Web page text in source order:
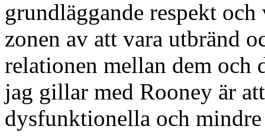
grundläggande respekt
zonen av att vara utbränd
relationen mellan dem och
jag gillar med Rooney är
dysfunktionella och